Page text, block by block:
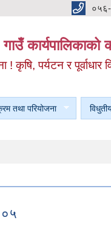
कार्यपालिकाको
कृषि, पर्यटन र पूर्वाधार
तथा परियोजना